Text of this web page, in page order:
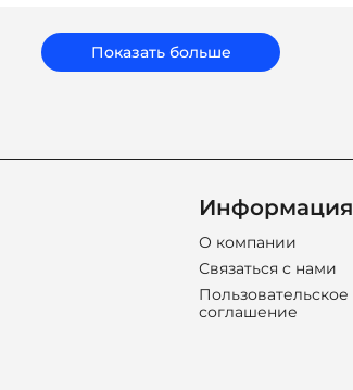
Показать больше
Информация
О компании
Связаться с нами
Пользовательское
соглашение